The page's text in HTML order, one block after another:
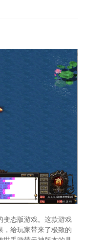
变态版游戏。这款游戏
，给玩家带来了极致的